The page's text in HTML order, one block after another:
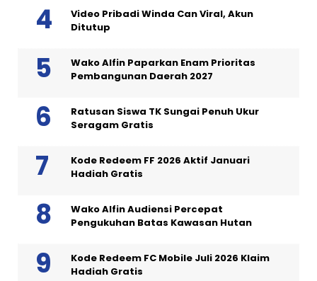
Video Pribadi Winda Can Viral, Akun
Ditutup
Wako Alfin Paparkan Enam Prioritas
Pembangunan Daerah 2027
Ratusan Siswa TK Sungai Penuh Ukur
Seragam Gratis
Kode Redeem FF 2026 Aktif Januari
Hadiah Gratis
Wako Alfin Audiensi Percepat
Pengukuhan Batas Kawasan Hutan
Kode Redeem FC Mobile Juli 2026 Klaim
Hadiah Gratis